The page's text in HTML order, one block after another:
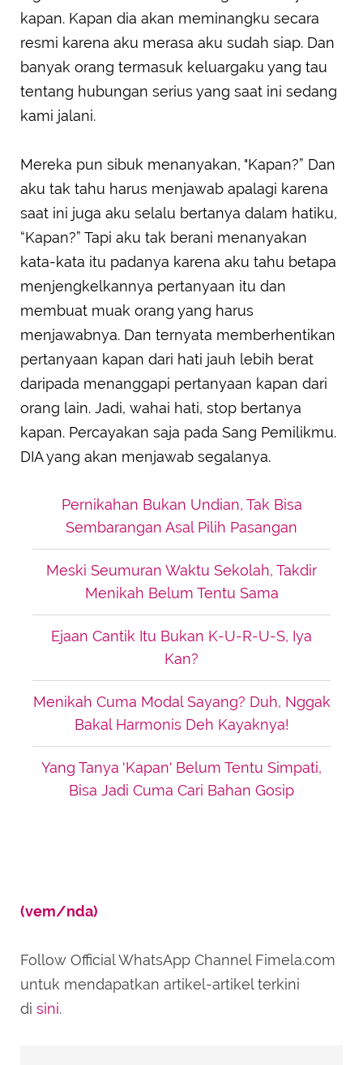
kapan. Kapan dia akan meminangku secara
resmi karena aku merasa aku sudah siap. Dan
banyak orang termasuk keluargaku yang tau
tentang hubungan serius yang saat ini sedang
kami jalani.
Mereka pun sibuk menanyakan, "Kapan?” Dan
aku tak tahu harus menjawab apalagi karena
saat ini juga aku selalu bertanya dalam hatiku,
“Kapan?” Tapi aku tak berani menanyakan
kata-kata itu padanya karena aku tahu betapa
menjengkelkannya pertanyaan itu dan
membuat muak orang yang harus
menjawabnya. Dan ternyata memberhentikan
pertanyaan kapan dari hati jauh lebih berat
daripada menanggapi pertanyaan kapan dari
orang lain. Jadi, wahai hati, stop bertanya
kapan. Percayakan saja pada Sang Pemilikmu.
DIA yang akan menjawab segalanya.
Pernikahan Bukan Undian, Tak Bisa
Sembarangan Asal Pilih Pasangan
Meski Seumuran Waktu Sekolah, Takdir
Menikah Belum Tentu Sama
Ejaan Cantik Itu Bukan K-U-R-U-S, Iya
Kan?
Menikah Cuma Modal Sayang? Duh, Nggak
Bakal Harmonis Deh Kayaknya!
Yang Tanya 'Kapan' Belum Tentu Simpati,
Bisa Jadi Cuma Cari Bahan Gosip
(vem/nda)
Follow Official WhatsApp Channel Fimela.com
untuk mendapatkan artikel-artikel terkini
di sini.